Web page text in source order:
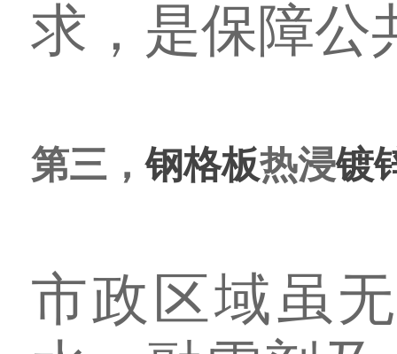
求，是保障公
第三，钢格板热浸镀
市政区域虽